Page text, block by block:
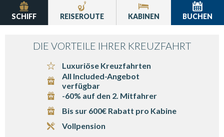
SCHIFF REISEROUTE KABINEN BUCHEN
DIE VORTEILE IHRER KREUZFAHRT
Luxuriöse Kreuzfahrten
All Included-Angebot
verfügbar
-60% auf den 2. Mitfahrer
Bis sur 600€ Rabatt pro Kabine
Vollpension